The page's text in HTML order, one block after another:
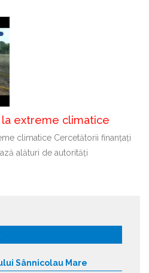
la extreme climatice
climatice Cercetătorii finanțați
alături de autorități
Sânnicolau Mare